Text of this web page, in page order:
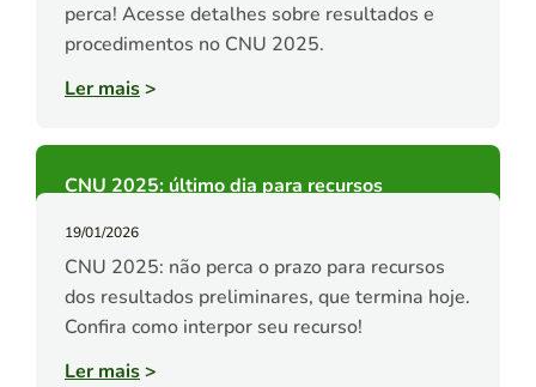
perca! Acesse detalhes sobre resultados e
procedimentos no CNU 2025.
Ler mais>
CNU 2025: último dia para recursos
19/01/2026
CNU 2025: não perca o prazo para recursos
dos resultados preliminares, que termina hoje.
Confira como interpor seu recurso!
Ler mais>